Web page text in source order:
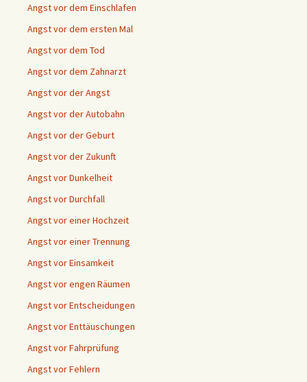
Angst vor dem Einschlafen
Angst vor dem ersten Mal
Angst vor dem Tod
Angst vor dem Zahnarzt
Angst vor der Angst
Angst vor der Autobahn
Angst vor der Geburt
Angst vor der Zukunft
Angst vor Dunkelheit
Angst vor Durchfall
Angst vor einer Hochzeit
Angst vor einer Trennung
Angst vor Einsamkeit
Angst vor engen Räumen
Angst vor Entscheidungen
Angst vor Enttäuschungen
Angst vor Fahrprüfung
Angst vor Fehlern